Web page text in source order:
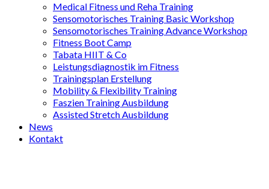
Medical Fitness und Reha Training
Sensomotorisches Training Basic Workshop
Sensomotorisches Training Advance Workshop
Fitness Boot Camp
Tabata HIIT & Co
Leistungsdiagnostik im Fitness
Trainingsplan Erstellung
Mobility & Flexibility Training
Faszien Training Ausbildung
Assisted Stretch Ausbildung
News
Kontakt